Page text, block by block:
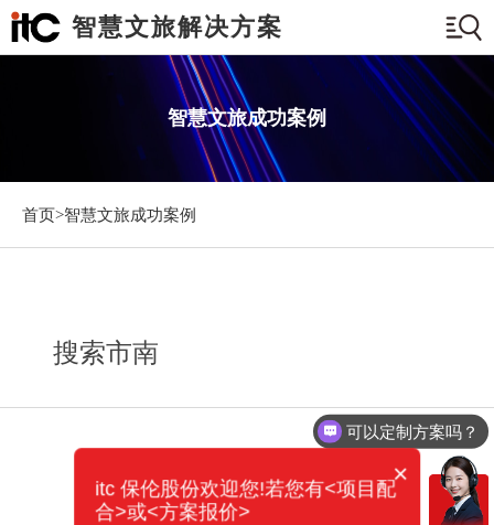
智慧文旅解决方案
智慧文旅成功案例
首页>智慧文旅成功案例
搜索市南
可以定制方案吗？
×
itc 保伦股份欢迎您!若您有<项目配
合>或<方案报价>